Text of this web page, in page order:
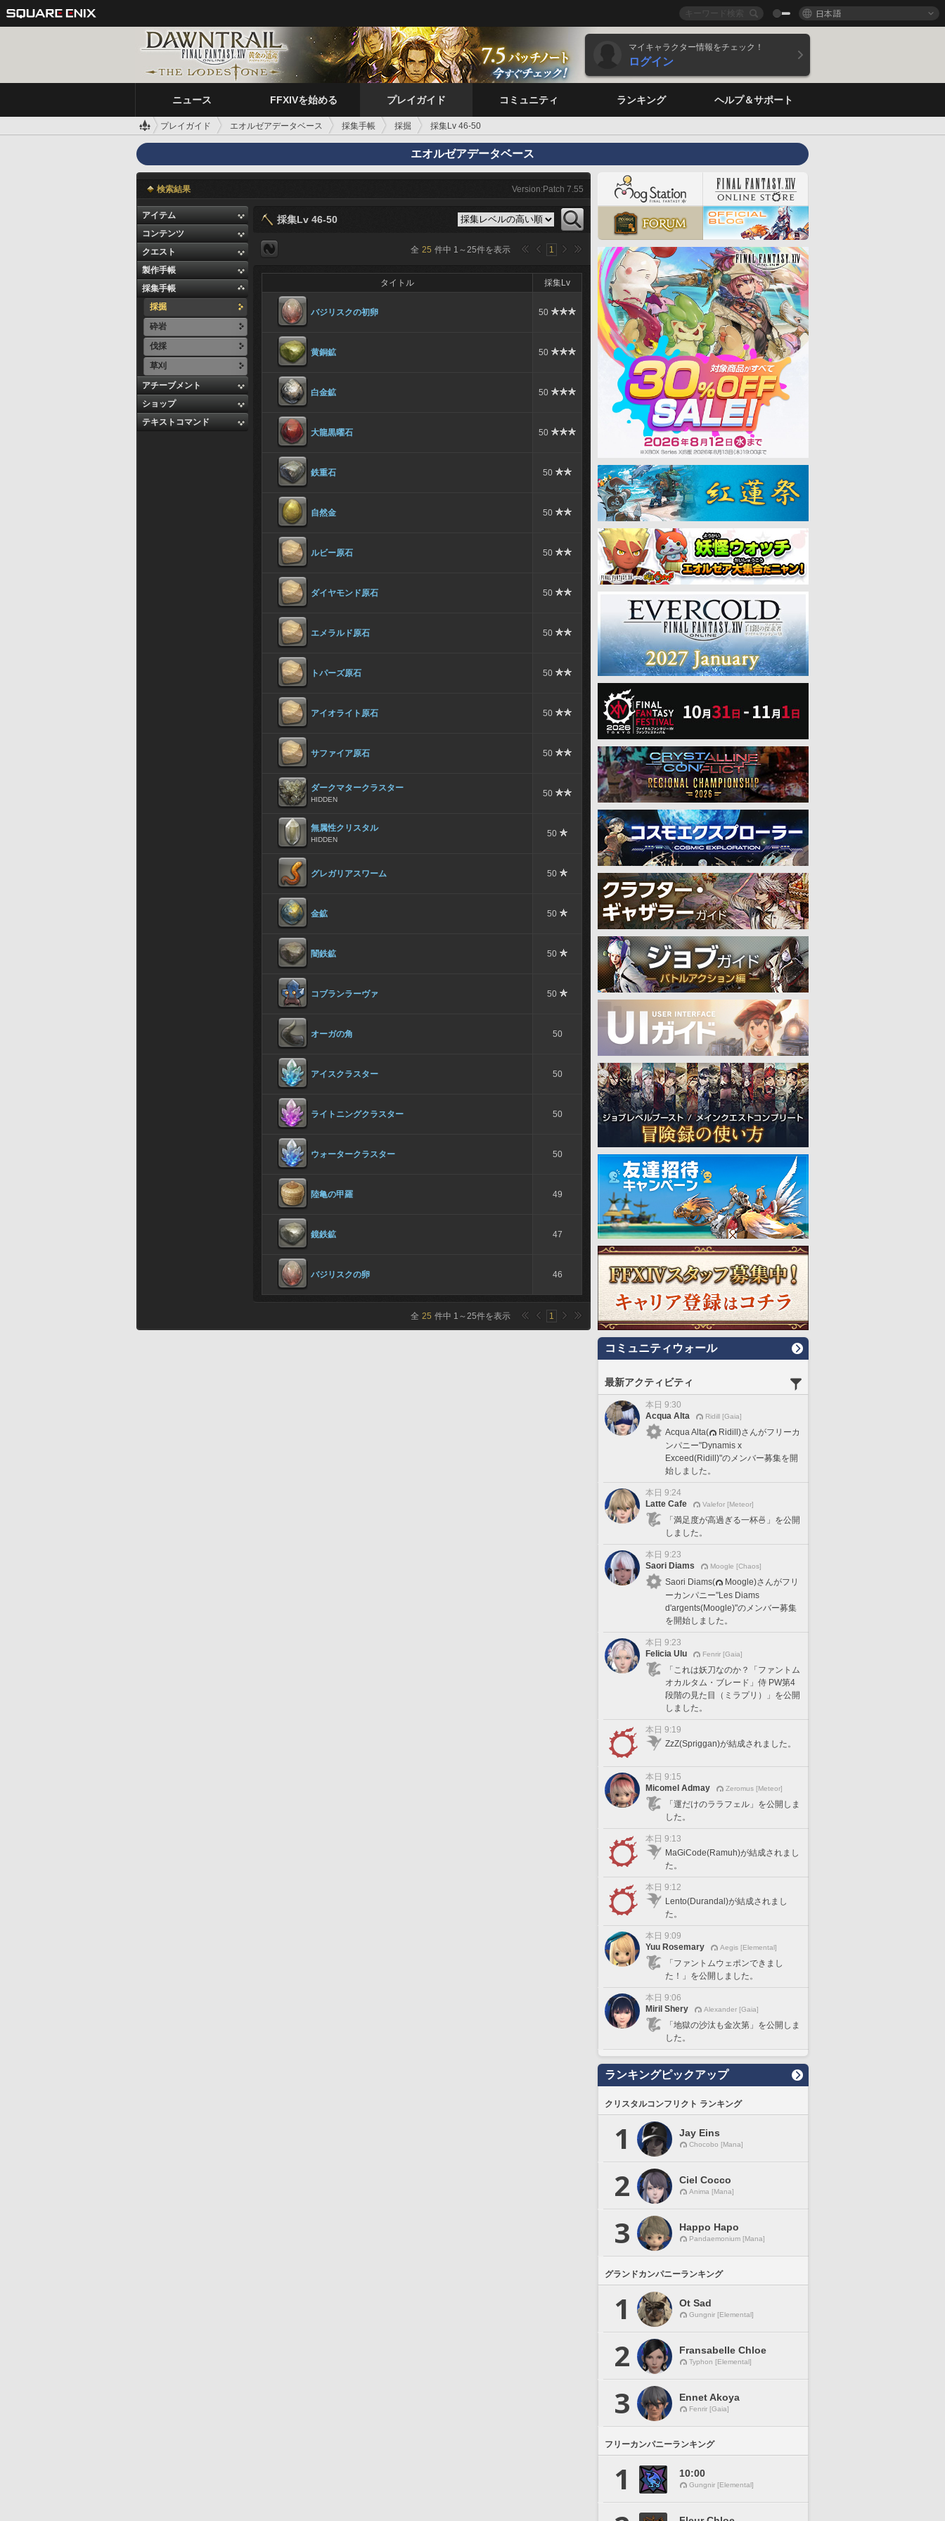
日本語
マイキャラクター情報をチェック！
ログイン
ニュース FFXIVを始める プレイガイド コミュニティ ランキング ヘルプ＆サポート
プレイガイド エオルゼアデータベース 採集手帳 採掘 採集Lv 46-50
エオルゼアデータベース
検索結果 Version:Patch 7.55
アイテム
コンテンツ
クエスト
製作手帳
採集手帳
採掘
砕岩
伐採
草刈
アチーブメント
ショップ
テキストコマンド
採集Lv 46-50
全 25 件中 1 ～25件を表示 1
タイトル 採集Lv
バジリスクの初卵 50
黄銅鉱 50
白金鉱 50
大龍黒曜石 50
鉄重石 50
自然金 50
ルビー原石 50
ダイヤモンド原石 50
エメラルド原石 50
トパーズ原石 50
アイオライト原石 50
サファイア原石 50
ダークマタークラスター
HIDDEN
50
無属性クリスタル
HIDDEN
50
グレガリアスワーム 50
金鉱 50
闇鉄鉱 50
コブランラーヴァ 50
オーガの角 50
アイスクラスター 50
ライトニングクラスター 50
ウォータークラスター 50
陸亀の甲羅 49
鏡鉄鉱 47
バジリスクの卵 46
全 25 件中 1 ～25件を表示 1
コミュニティウォール
最新アクティビティ
本日 9:30
Acqua Alta
Ridill [Gaia]
Acqua Alta(
Ridill)さんがフリーカ
ンパニー"Dynamis x
Exceed(Ridill)"のメンバー募集を開
始しました。
本日 9:24
Latte Cafe
Valefor [Meteor]
「満足度が高過ぎる一杯🍜」を公開
しました。
本日 9:23
Saori Diams
Moogle [Chaos]
Saori Diams(
Moogle)さんがフリ
ーカンパニー"Les Diams
d'argents(Moogle)"のメンバー募集
を開始しました。
本日 9:23
Felicia Ulu
Fenrir [Gaia]
「これは妖刀なのか？「ファントム
オカルタム・ブレード」侍 PW第4
段階の見た目（ミラプリ）」を公開
しました。
本日 9:19
ZzZ(Spriggan)が結成されました。
本日 9:15
Micomel Admay
Zeromus [Meteor]
「運だけのララフェル」を公開しま
した。
本日 9:13
MaGiCode(Ramuh)が結成されまし
た。
本日 9:12
Lento(Durandal)が結成されまし
た。
本日 9:09
Yuu Rosemary
Aegis [Elemental]
「ファントムウェポンできまし
た！」を公開しました。
本日 9:06
Miril Shery
Alexander [Gaia]
「地獄の沙汰も金次第」を公開しま
した。
ランキングピックアップ
クリスタルコンフリクト ランキング
1 Jay Eins
Chocobo [Mana]
2 Ciel Cocco
Anima [Mana]
3 Happo Hapo
Pandaemonium [Mana]
グランドカンパニーランキング
1 Ot Sad
Gungnir [Elemental]
2 Fransabelle Chloe
Typhon [Elemental]
3 Ennet Akoya
Fenrir [Gaia]
フリーカンパニーランキング
1 10:00
Gungnir [Elemental]